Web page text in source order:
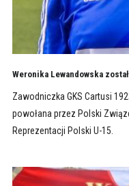
Weronika Lewandowska
Zawodniczka GKS Cartusi
powołana przez Polski
Reprezentacji Polski U-15.